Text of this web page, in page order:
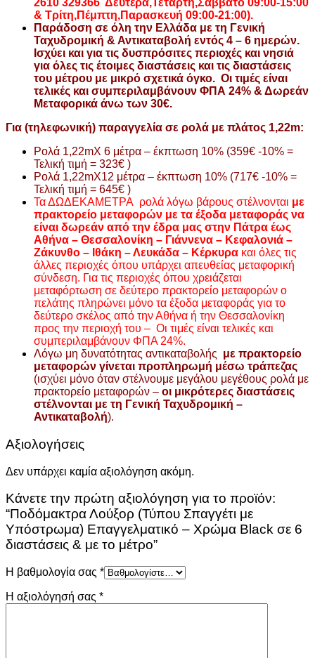
2610 329366 Δευτέρα,Τετάρτη,Σάββατο 09:00-15:00
& Τρίτη,Πέμπτη,Παρασκευή 09:00-21:00).
Παράδοση σε όλη την Ελλάδα με τη Γενική
Ταχυδρομική & Αντικαταβολή εντός 4 – 6 ημερών.
Ισχύει και για τις δυσπρόσιτες περιοχές και νησιά
για όλες τις έτοιμες διαστάσεις και τις διαστάσεις
του μέτρου με μικρό σχετικά όγκο. Οι τιμές είναι
τελικές και συμπεριλαμβάνουν ΦΠΑ 24% & Δωρεάν
Μεταφορικά άνω των 30€.
Για (τηλεφωνική) παραγγελία σε ρολά με πλάτος 1,22m:
Ρολά 1,22mX 6 μέτρα – έκπτωση 10% (359€ -10% =
Τελική τιμή = 323€ )
Ρολά 1,22mX12 μέτρα – έκπτωση 10% (717€ -10% =
Τελική τιμή = 645€ )
Τα ΔΩΔΕΚΑΜΕΤΡΑ ρολά λόγω βάρους στέλνονται με
πρακτορείο μεταφορών με τα έξοδα μεταφοράς να
είναι δωρεάν από την έδρα μας στην Πάτρα έως
Αθήνα – Θεσσαλονίκη – Γιάννενα – Κεφαλονιά –
Ζάκυνθο – Ιθάκη – Λευκάδα – Κέρκυρα και όλες τις
άλλες περιοχές όπου υπάρχει απευθείας μεταφορική
σύνδεση. Για τις περιοχές όπου χρειάζεται
μεταφόρτωση σε δεύτερο πρακτορείο μεταφορών ο
πελάτης πληρώνει μόνο τα έξοδα μεταφοράς για το
δεύτερο σκέλος από την Αθήνα ή την Θεσσαλονίκη
προς την περιοχή του – Οι τιμές είναι τελικές και
συμπεριλαμβάνουν ΦΠΑ 24%.
Λόγω μη δυνατότητας αντικαταβολής με πρακτορείο
μεταφορών γίνεται προπληρωμή μέσω τράπεζας
(ισχύει μόνο όταν στέλνουμε μεγάλου μεγέθους ρολά με
πρακτορείο μεταφορών – οι μικρότερες διαστάσεις
στέλνονται με τη Γενική Ταχυδρομική –
Αντικαταβολή).
Αξιολογήσεις
Δεν υπάρχει καμία αξιολόγηση ακόμη.
Κάνετε την πρώτη αξιολόγηση για το προϊόν:
“Ποδόμακτρα Λούξορ (Τύπου Σπαγγέτι με
Υπόστρωμα) Επαγγελματικό – Χρώμα Black σε 6
διαστάσεις & με το μέτρο”
Η βαθμολογία σας *
Η αξιολόγησή σας *